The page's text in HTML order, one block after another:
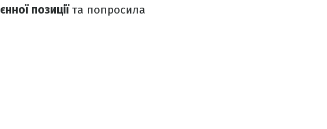
позиціїта попросила